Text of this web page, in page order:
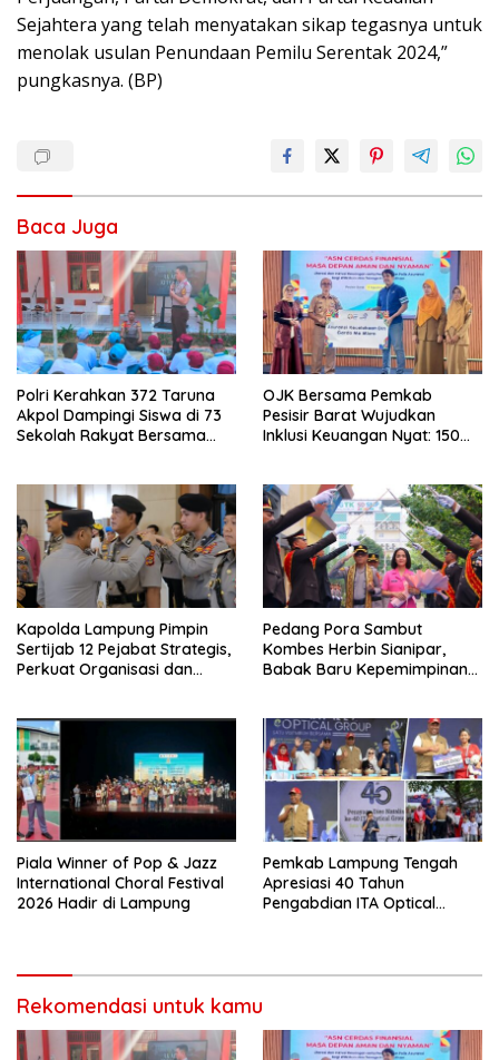
Sejahtera yang telah menyatakan sikap tegasnya untuk
menolak usulan Penundaan Pemilu Serentak 2024,”
pungkasnya. (BP)
Baca Juga
Polri Kerahkan 372 Taruna
Akpol Dampingi Siswa di 73
Sekolah Rakyat Bersama
OJK Bersama Pemkab
Pesisir Barat Wujudkan
Inklusi Keuangan Nyat: 150
Kapolda Lampung Pimpin
Sertijab 12 Pejabat Strategis,
Perkuat Organisasi dan
Pedang Pora Sambut
Kombes Herbin Sianipar,
Babak Baru Kepemimpinan
Piala Winner of Pop & Jazz
International Choral Festival
2026 Hadir di Lampung
Pemkab Lampung Tengah
Apresiasi 40 Tahun
Pengabdian ITA Optical
Rekomendasi untuk kamu